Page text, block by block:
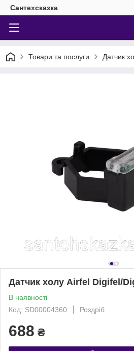
Сантехсказка
Товари та послуги Датчик
Датчик холу Airfel Digifel/
В наявності
Код: SD00004360
Роздріб
688 ₴